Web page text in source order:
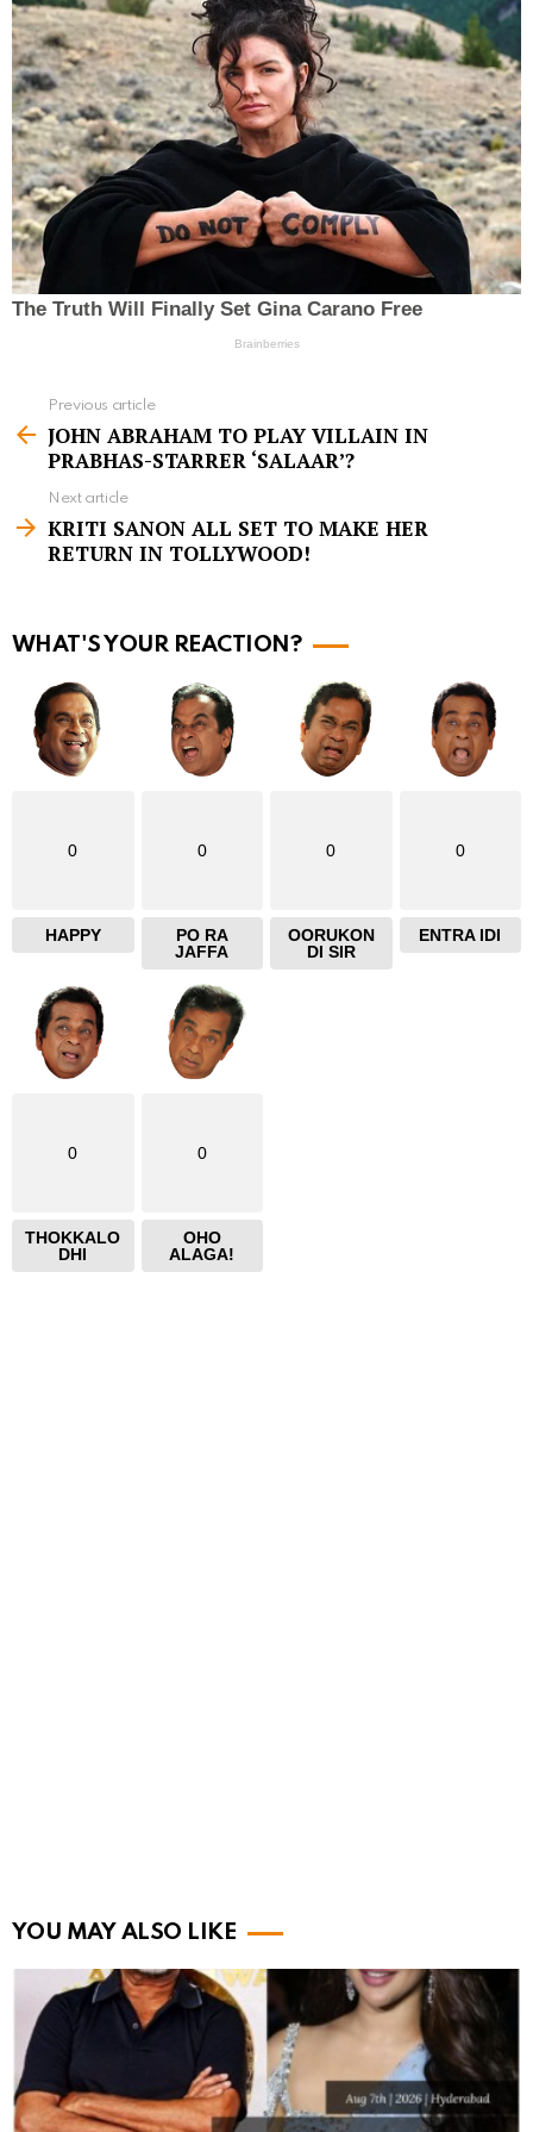
e
m
e
Previous article
JOHN ABRAHAM TO PLAY VILLAIN IN
PRABHAS-STARRER ‘SALAAR’?
Next article
KRITI SANON ALL SET TO MAKE HER
RETURN IN TOLLYWOOD!
WHAT'S YOUR REACTION?
0
HAPPY
0
PO RA
JAFFA
0
OORUKON
DI SIR
0
ENTRA IDI
0
THOKKALO
DHI
0
OHO
ALAGA!
YOU MAY ALSO LIKE